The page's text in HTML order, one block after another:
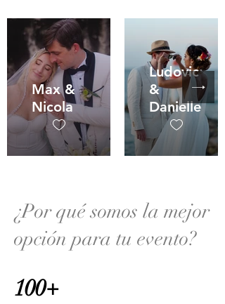
Max &
Nicola
Ludovic
&
Danielle
¿Por qué somos la mejor
opción para tu evento?
100+